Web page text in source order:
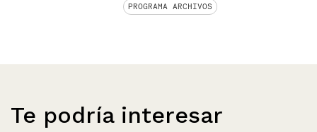
PROGRAMA ARCHIVOS
Te podría interesar